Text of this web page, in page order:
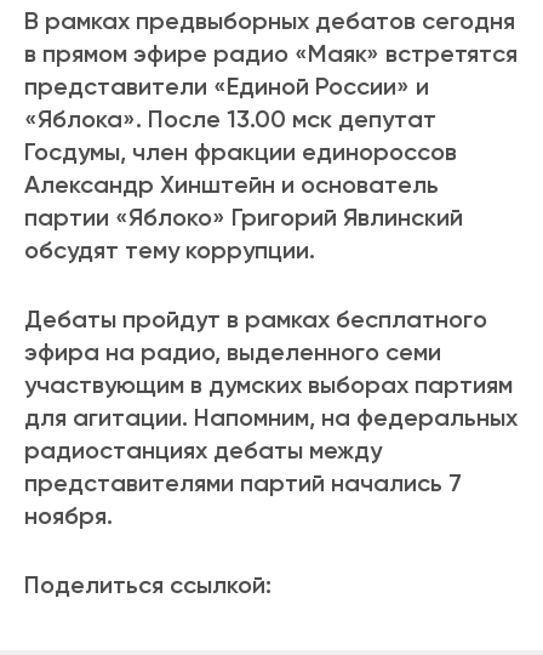
В рамках предвыборных дебатов сегодня
в прямом эфире радио «Маяк» встретятся
представители «Единой России» и
«Яблока». После 13.00 мск депутат
Госдумы, член фракции единороссов
Александр Хинштейн и основатель
партии «Яблоко» Григорий Явлинский
обсудят тему коррупции.
Дебаты пройдут в рамках бесплатного
эфира на радио, выделенного семи
участвующим в думских выборах партиям
для агитации. Напомним, на федеральных
радиостанциях дебаты между
представителями партий начались 7
ноября.
Поделиться ссылкой: